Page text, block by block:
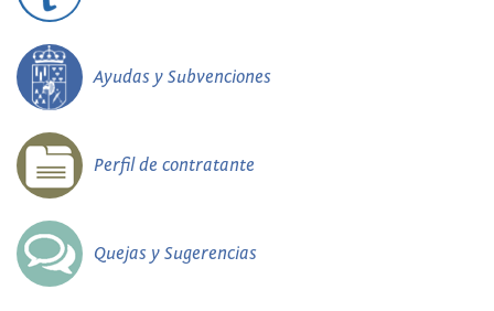
Ayudas y Subvenciones
Perfil de contratante
Quejas y Sugerencias